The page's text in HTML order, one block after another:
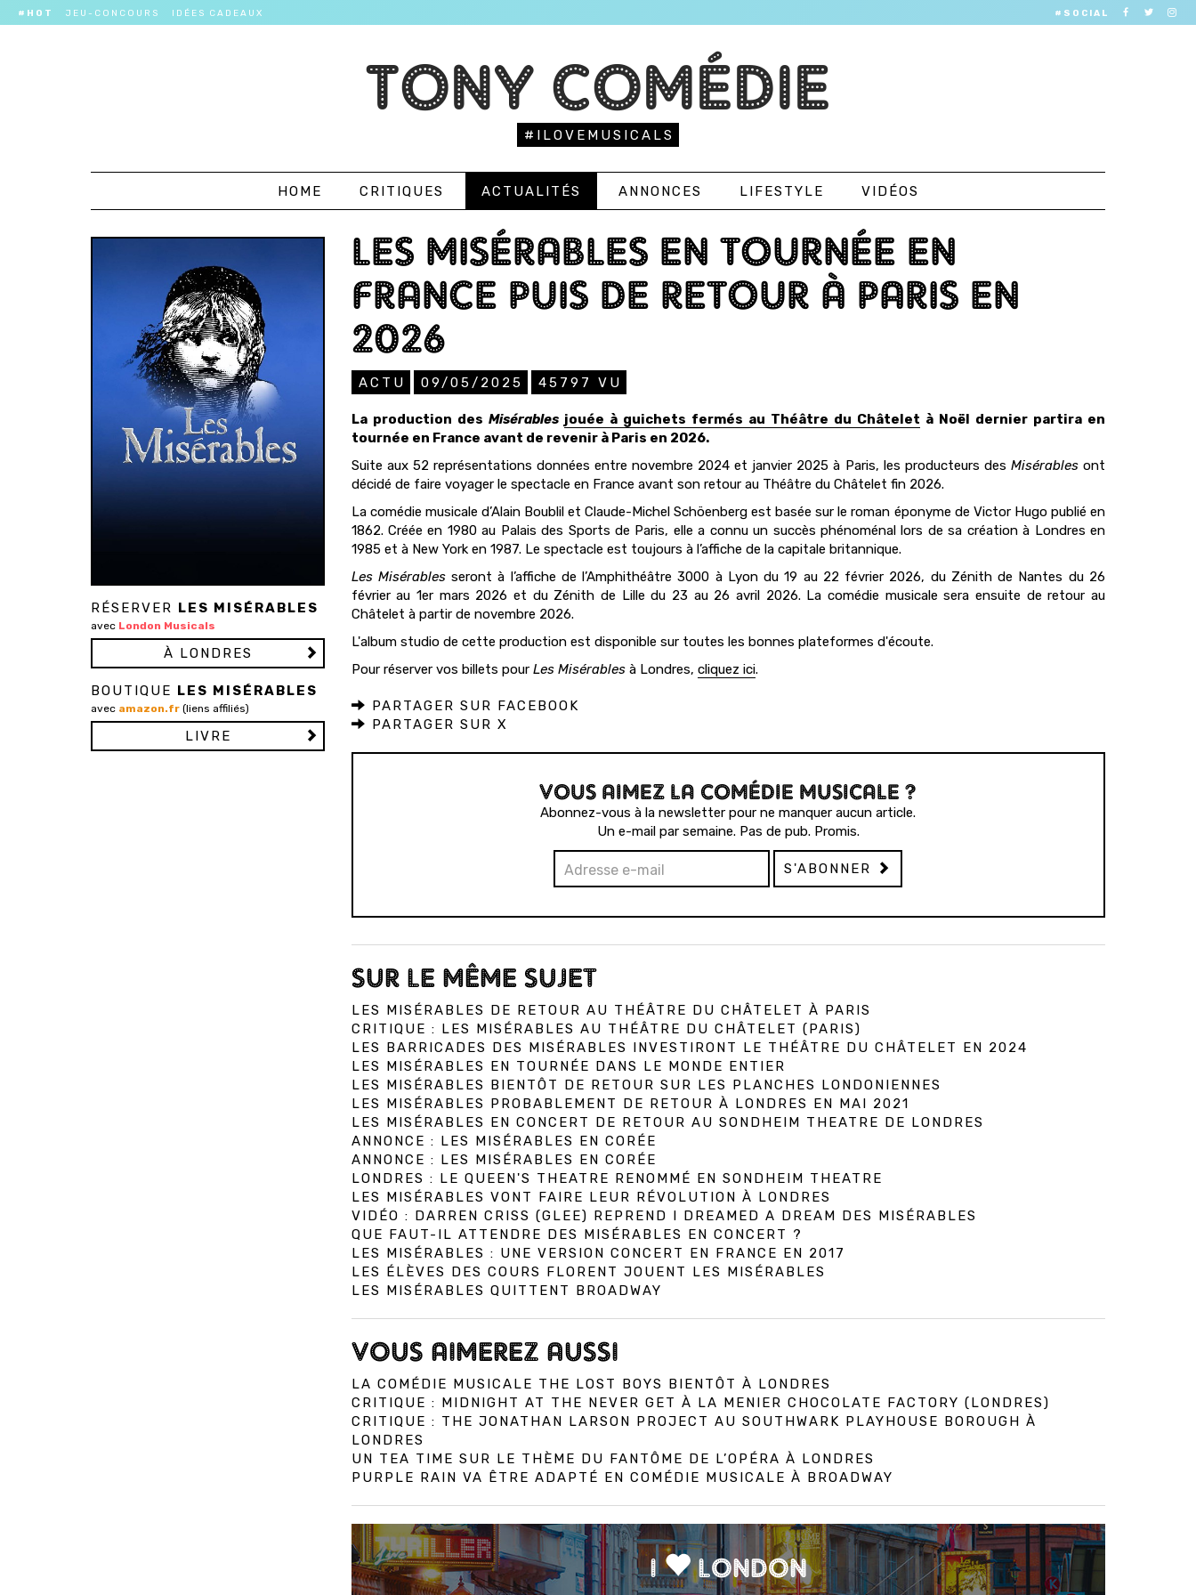
#SOCIAL
#HOT JEU-CONCOURS IDÉES CADEAUX
TONY COMÉDIE
#ILOVEMUSICALS
HOME CRITIQUES ACTUALITÉS ANNONCES LIFESTYLE VIDÉOS
RÉSERVER LES MISÉRABLES
avec London Musicals
À LONDRES
BOUTIQUE LES MISÉRABLES
avec amazon.fr (liens affiliés)
LIVRE
LES MISÉRABLES EN TOURNÉE EN
FRANCE PUIS DE RETOUR À PARIS EN
2026
ACTU 09/05/2025 45797 VU
La production des Misérables jouée à guichets fermés au Théâtre du Châtelet à Noël dernier partira en
tournée en France avant de revenir à Paris en 2026.
Suite aux 52 représentations données entre novembre 2024 et janvier 2025 à Paris, les producteurs des Misérablesont
décidé de faire voyager le spectacle en France avant son retour au Théâtre du Châtelet fin 2026.
La comédie musicale d’Alain Boublil et Claude-Michel Schöenberg est basée sur le roman éponyme de Victor Hugo publié en
1862. Créée en 1980 au Palais des Sports de Paris, elle a connu un succès phénoménal lors de sa création à Londres en
1985 et à New York en 1987. Le spectacle est toujours à l’affiche de la capitale britannique.
Les Misérablesseront à l’affiche de l’Amphithéâtre 3000 à Lyon du 19 au 22 février 2026, du Zénith de Nantes du 26
février au 1er mars 2026 et du Zénith de Lille du 23 au 26 avril 2026. La comédie musicale sera ensuite de retour au
Châtelet à partir de novembre 2026.
L'album studio de cette production est disponible sur toutes les bonnes plateformes d'écoute.
Pour réserver vos billets pour Les Misérablesà Londres, cliquez ici.
PARTAGER SUR FACEBOOK
PARTAGER SUR X
VOUS AIMEZ LA COMÉDIE MUSICALE ?
Abonnez-vous à la newsletter pour ne manquer aucun article.
Un e-mail par semaine. Pas de pub. Promis.
S'ABONNER
SUR LE MÊME SUJET
LES MISÉRABLES DE RETOUR AU THÉÂTRE DU CHÂTELET À PARIS
CRITIQUE : LES MISÉRABLES AU THÉÂTRE DU CHÂTELET (PARIS)
LES BARRICADES DES MISÉRABLES INVESTIRONT LE THÉÂTRE DU CHÂTELET EN 2024
LES MISÉRABLES EN TOURNÉE DANS LE MONDE ENTIER
LES MISÉRABLES BIENTÔT DE RETOUR SUR LES PLANCHES LONDONIENNES
LES MISÉRABLES PROBABLEMENT DE RETOUR À LONDRES EN MAI 2021
LES MISÉRABLES EN CONCERT DE RETOUR AU SONDHEIM THEATRE DE LONDRES
ANNONCE : LES MISÉRABLES EN CORÉE
ANNONCE : LES MISÉRABLES EN CORÉE
LONDRES : LE QUEEN'S THEATRE RENOMMÉ EN SONDHEIM THEATRE
LES MISÉRABLES VONT FAIRE LEUR RÉVOLUTION À LONDRES
VIDÉO : DARREN CRISS (GLEE) REPREND I DREAMED A DREAM DES MISÉRABLES
QUE FAUT-IL ATTENDRE DES MISÉRABLES EN CONCERT ?
LES MISÉRABLES : UNE VERSION CONCERT EN FRANCE EN 2017
LES ÉLÈVES DES COURS FLORENT JOUENT LES MISÉRABLES
LES MISÉRABLES QUITTENT BROADWAY
VOUS AIMEREZ AUSSI
LA COMÉDIE MUSICALE THE LOST BOYS BIENTÔT À LONDRES
CRITIQUE : MIDNIGHT AT THE NEVER GET À LA MENIER CHOCOLATE FACTORY (LONDRES)
CRITIQUE : THE JONATHAN LARSON PROJECT AU SOUTHWARK PLAYHOUSE BOROUGH À
LONDRES
UN TEA TIME SUR LE THÈME DU FANTÔME DE L’OPÉRA À LONDRES
PURPLE RAIN VA ÊTRE ADAPTÉ EN COMÉDIE MUSICALE À BROADWAY
I LONDON